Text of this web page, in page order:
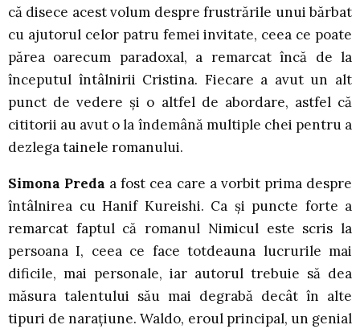
că disece acest volum despre frustrările unui bărbat
cu ajutorul celor patru femei invitate, ceea ce poate
părea oarecum paradoxal, a remarcat încă de la
începutul întâlnirii Cristina. Fiecare a avut un alt
punct de vedere și o altfel de abordare, astfel că
cititorii au avut o la îndemână multiple chei pentru a
dezlega tainele romanului.
Simona Preda a fost cea care a vorbit prima despre
întâlnirea cu Hanif Kureishi. Ca și puncte forte a
remarcat faptul că romanul Nimicul este scris la
persoana I, ceea ce face totdeauna lucrurile mai
dificile, mai personale, iar autorul trebuie să dea
măsura talentului său mai degrabă decât în alte
tipuri de narațiune. Waldo, eroul principal, un genial